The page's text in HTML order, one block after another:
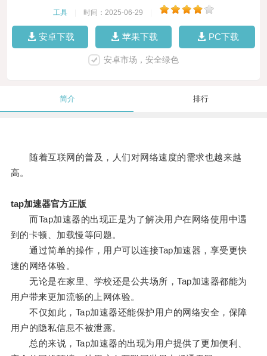
工具 时间：2025-06-29
安卓下载 苹果下载 PC下载
安卓市场，安全绿色
简介 排行
随着互联网的普及，人们对网络速度的需求也越来越
高。
tap加速器官方正版
而Tap加速器的出现正是为了解决用户在网络使用中遇
到的卡顿、加载慢等问题。
通过简单的操作，用户可以连接Tap加速器，享受更快
速的网络体验。
无论是在家里、学校还是公共场所，Tap加速器都能为
用户带来更加流畅的上网体验。
不仅如此，Tap加速器还能保护用户的网络安全，保障
用户的隐私信息不被泄露。
总的来说，Tap加速器的出现为用户提供了更加便利、